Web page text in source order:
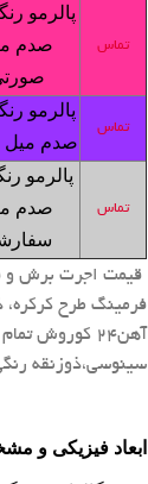
تماس
پالرمو
صدم
تماس
پالرمو
صدم میل
تماس
پالرمو
صدم
فرمینگ طرح کرکره،
آهن24
سینوسی،ذوزنقه
ابعاد فیزیکی و